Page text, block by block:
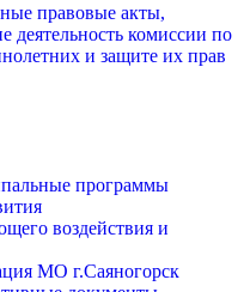
правовые акты,
деятельность комиссии по
и защите их прав
программы
воздействия и
МО г.Саяногорск